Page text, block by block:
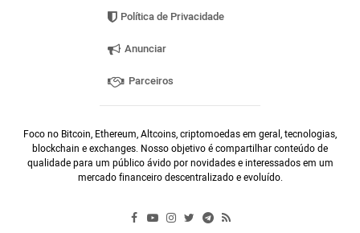
Política de Privacidade
Anunciar
Parceiros
Foco no Bitcoin, Ethereum, Altcoins, criptomoedas em geral, tecnologias,
blockchain e exchanges. Nosso objetivo é compartilhar conteúdo de
qualidade para um público ávido por novidades e interessados em um
mercado financeiro descentralizado e evoluído.